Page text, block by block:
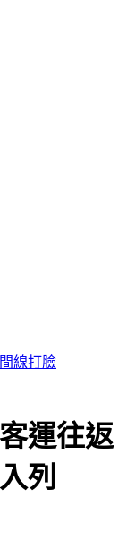
最後倒數
運往返
列